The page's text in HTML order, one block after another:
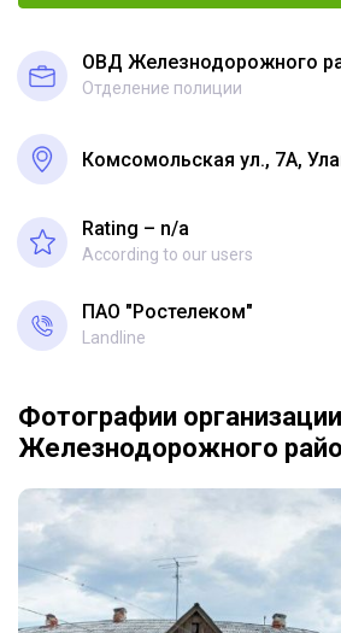
ОВД Железнодорожного
Отделение полиции
Комсомольская ул., 7А,
Rating – n/a
According to our users
ПАО "Ростелеком"
Landline
Фотографии
Железнодорожного